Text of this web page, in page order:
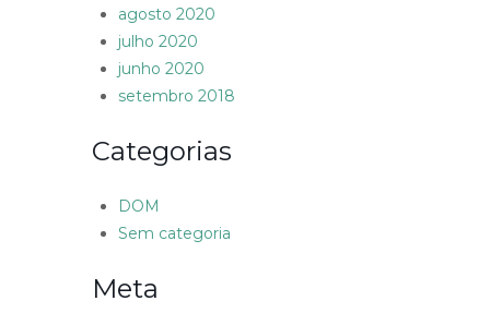
agosto 2020
julho 2020
junho 2020
setembro 2018
Categorias
DOM
Sem categoria
Meta